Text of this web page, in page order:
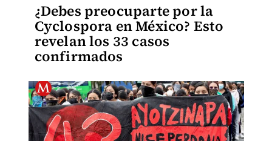
¿Debes preocuparte por la
Cyclospora en México? Esto
revelan los 33 casos
confirmados